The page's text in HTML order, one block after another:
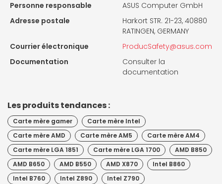
Personne responsable
ASUS Computer GmbH
Adresse postale
Harkort STR. 21-23, 40880
RATINGEN, GERMANY
Courrier électronique
ProducSafety@asus.com
Documentation
Consulter la
documentation
Les produits tendances :
Carte mère gamer
Carte mère Intel
Carte mère AMD
Carte mère AM5
Carte mère AM4
Carte mère LGA 1851
Carte mère LGA 1700
AMD B850
AMD B650
AMD B550 AMD X870
Intel B860
Intel B760
Intel Z890 Intel Z790